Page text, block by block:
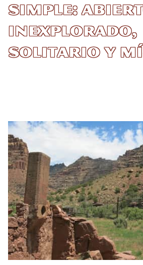
simple:
inexplorado,
solitario y